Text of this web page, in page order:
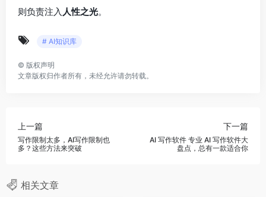
则负责注入 人性之光。
# AI知识库
© 版权声明
文章版权归作者所有，未经允许请勿转载。
上一篇
写作限制太多，AI写作限制也
多？这些方法来突破
下一篇
AI 写作软件 专业 AI 写作软件大
盘点，总有一款适合你
相关文章